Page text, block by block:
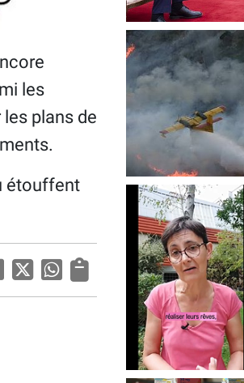
les
plans de
étouffent